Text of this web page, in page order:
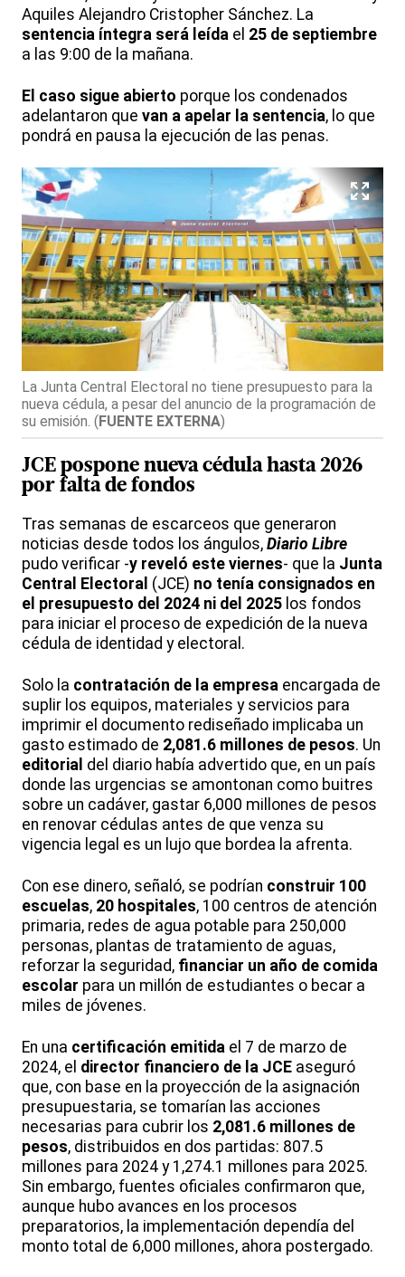
Aquiles Alejandro Cristopher Sánchez. La
sentencia íntegra será leída el 25 de septiembre
a las 9:00 de la mañana.
El caso sigue abierto porque los condenados
adelantaron que van a apelar la sentencia, lo que
pondrá en pausa la ejecución de las penas.
La Junta Central Electoral no tiene presupuesto para la
nueva cédula, a pesar del anuncio de la programación de
su emisión. (FUENTE EXTERNA)
JCE pospone nueva cédulahasta2026
por falta de fondos
Tras semanas de escarceos que generaron
noticias desde todos los ángulos, Diario Libre
pudo verificar -y reveló este viernes- que la Junta
Central Electoral (JCE) no tenía consignados en
el presupuesto del 2024 ni del 2025 los fondos
para iniciar el proceso de expedición de la nueva
cédula de identidad y electoral.
Solo la contratación de la empresa encargada de
suplir los equipos, materiales y servicios para
imprimir el documento rediseñado implicaba un
gasto estimado de 2,081.6 millones de pesos. Un
editorial del diario había advertido que, en un país
donde las urgencias se amontonan como buitres
sobre un cadáver, gastar 6,000 millones de pesos
en renovar cédulas antes de que venza su
vigencia legal es un lujo que bordea la afrenta.
Con ese dinero, señaló, se podrían construir 100
escuelas, 20 hospitales, 100 centros de atención
primaria, redes de agua potable para 250,000
personas, plantas de tratamiento de aguas,
reforzar la seguridad, financiar un año de comida
escolar para un millón de estudiantes o becar a
miles de jóvenes.
En una certificación emitida el 7 de marzo de
2024, el director financiero de la JCE aseguró
que, con base en la proyección de la asignación
presupuestaria, se tomarían las acciones
necesarias para cubrir los 2,081.6 millones de
pesos, distribuidos en dos partidas: 807.5
millones para 2024 y 1,274.1 millones para 2025.
Sin embargo, fuentes oficiales confirmaron que,
aunque hubo avances en los procesos
preparatorios, la implementación dependía del
monto total de 6,000 millones, ahora postergado.